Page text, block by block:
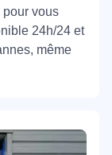
pour vous
24h/24 et
même